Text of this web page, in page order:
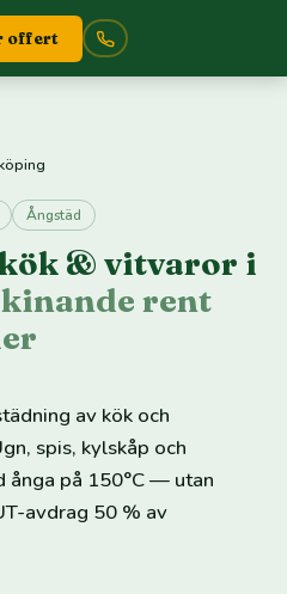
offert
Ångstäd
& vitvaror i
rent
av kök och
spis, kylskåp och
ånga på 150°C — utan
avdrag 50 % av